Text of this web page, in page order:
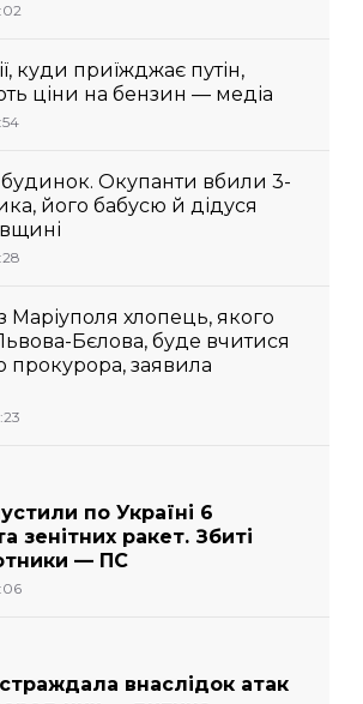
куди приїжджає путін,
ціни на бензин — медіа
будинок. Окупанти вбили 3-
його бабусю й дідуся
Маріуполя хлопець, якого
Бєлова, буде вчитися
прокурора, заявила
по Україні 6
зенітних ракет. Збиті
— ПС
внаслідок атак